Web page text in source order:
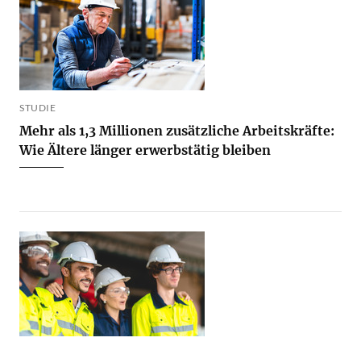
STUDIE
Mehr als 1,3 Millionen zusätzliche Arbeitskräfte:
Wie Ältere länger erwerbstätig bleiben